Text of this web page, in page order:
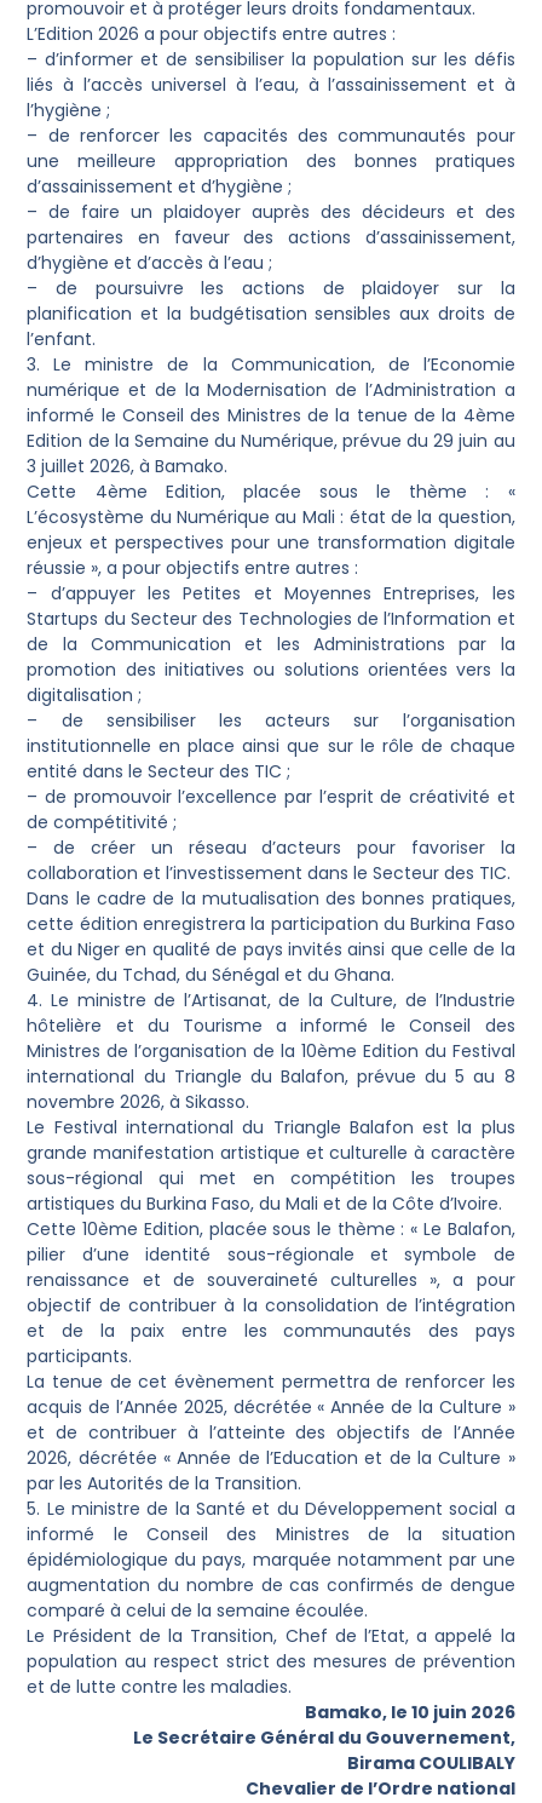
promouvoir et à protéger leurs droits fondamentaux.
L’Edition 2026 a pour objectifs entre autres :
– d’informer et de sensibiliser la population sur les défis
liés à l’accès universel à l’eau, à l’assainissement et à
l’hygiène ;
– de renforcer les capacités des communautés pour
une meilleure appropriation des bonnes pratiques
d’assainissement et d’hygiène ;
– de faire un plaidoyer auprès des décideurs et des
partenaires en faveur des actions d’assainissement,
d’hygiène et d’accès à l’eau ;
– de poursuivre les actions de plaidoyer sur la
planification et la budgétisation sensibles aux droits de
l’enfant.
3. Le ministre de la Communication, de l’Economie
numérique et de la Modernisation de l’Administration a
informé le Conseil des Ministres de la tenue de la 4ème
Edition de la Semaine du Numérique, prévue du 29 juin au
3 juillet 2026, à Bamako.
Cette 4ème Edition, placée sous le thème : «
L’écosystème du Numérique au Mali : état de la question,
enjeux et perspectives pour une transformation digitale
réussie », a pour objectifs entre autres :
– d’appuyer les Petites et Moyennes Entreprises, les
Startups du Secteur des Technologies de l’Information et
de la Communication et les Administrations par la
promotion des initiatives ou solutions orientées vers la
digitalisation ;
– de sensibiliser les acteurs sur l’organisation
institutionnelle en place ainsi que sur le rôle de chaque
entité dans le Secteur des TIC ;
– de promouvoir l’excellence par l’esprit de créativité et
de compétitivité ;
– de créer un réseau d’acteurs pour favoriser la
collaboration et l’investissement dans le Secteur des TIC.
Dans le cadre de la mutualisation des bonnes pratiques,
cette édition enregistrera la participation du Burkina Faso
et du Niger en qualité de pays invités ainsi que celle de la
Guinée, du Tchad, du Sénégal et du Ghana.
4. Le ministre de l’Artisanat, de la Culture, de l’Industrie
hôtelière et du Tourisme a informé le Conseil des
Ministres de l’organisation de la 10ème Edition du Festival
international du Triangle du Balafon, prévue du 5 au 8
novembre 2026, à Sikasso.
Le Festival international du Triangle Balafon est la plus
grande manifestation artistique et culturelle à caractère
sous-régional qui met en compétition les troupes
artistiques du Burkina Faso, du Mali et de la Côte d’Ivoire.
Cette 10ème Edition, placée sous le thème : « Le Balafon,
pilier d’une identité sous-régionale et symbole de
renaissance et de souveraineté culturelles », a pour
objectif de contribuer à la consolidation de l’intégration
et de la paix entre les communautés des pays
participants.
La tenue de cet évènement permettra de renforcer les
acquis de l’Année 2025, décrétée « Année de la Culture »
et de contribuer à l’atteinte des objectifs de l’Année
2026, décrétée « Année de l’Education et de la Culture »
par les Autorités de la Transition.
5. Le ministre de la Santé et du Développement social a
informé le Conseil des Ministres de la situation
épidémiologique du pays, marquée notamment par une
augmentation du nombre de cas confirmés de dengue
comparé à celui de la semaine écoulée.
Le Président de la Transition, Chef de l’Etat, a appelé la
population au respect strict des mesures de prévention
et de lutte contre les maladies.
Bamako, le 10 juin 2026
Le Secrétaire Général du Gouvernement,
Birama COULIBALY
Chevalier de l’Ordre national